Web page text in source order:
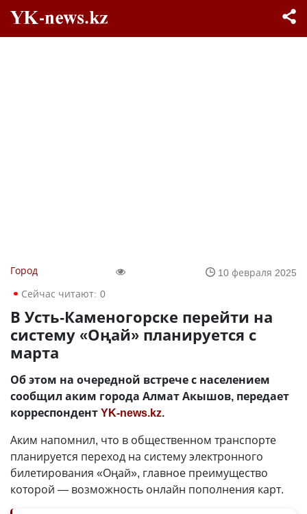
Город
10 февраля 2025
Сейчас читают: 0
В Усть-Каменогорске перейти на
систему «Оңай» планируется с
марта
Об этом на очередной встрече с населением
сообщил аким города Алмат Акышов, передает
корреспондентYK-news.kz.
Аким напомнил, что в общественном транспорте
планируется переход на систему электронного
билетирования «Оңай», главное преимущество
которой — возможность онлайн пополнения карт.